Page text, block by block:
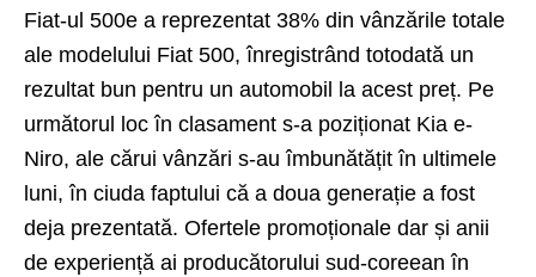
Fiat-ul 500e a reprezentat 38% din vânzările totale
ale modelului Fiat 500, înregistrând totodată un
rezultat bun pentru un automobil la acest preț. Pe
următorul loc în clasament s-a poziționat Kia e-
Niro, ale cărui vânzări s-au îmbunătățit în ultimele
luni, în ciuda faptului că a doua generație a fost
deja prezentată. Ofertele promoționale dar și anii
de experiență ai producătorului sud-coreean în